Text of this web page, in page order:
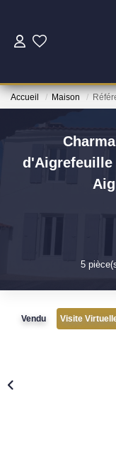
Nos
Accueil Maison
d'Aigrefeuille
5
Vendu Visite